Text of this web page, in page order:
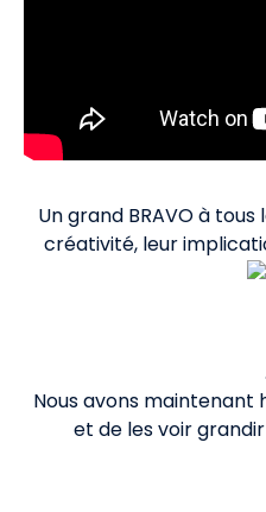
Un grand BRAVO à
créativité, leur
.
Nous avons maintenant
et de les voir